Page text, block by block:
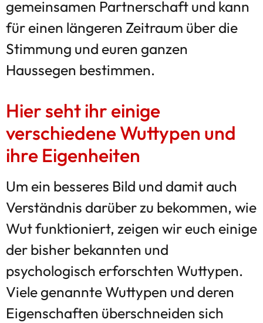
gemeinsamen Partnerschaft und kann
für einen längeren Zeitraum über die
Stimmung und euren ganzen
Haussegen bestimmen.
Hier seht ihr einige
verschiedene Wuttypen und
ihre Eigenheiten
Um ein besseres Bild und damit auch
Verständnis darüber zu bekommen, wie
Wut funktioniert, zeigen wir euch einige
der bisher bekannten und
psychologisch erforschten Wuttypen.
Viele genannte Wuttypen und deren
Eigenschaften überschneiden sich